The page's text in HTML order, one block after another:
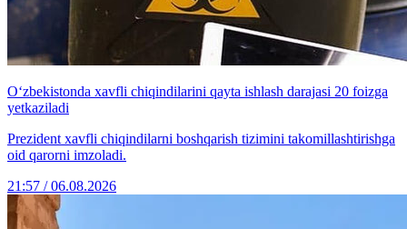
O‘zbekistonda xavfli chiqindilarini qayta ishlash darajasi 20 foizga
yetkaziladi
Prezident xavfli chiqindilarni boshqarish tizimini takomillashtirishga
oid qarorni imzoladi.
21:57 / 06.08.2026